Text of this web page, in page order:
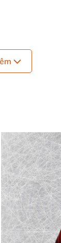
nay! 💥
rửa sạch
phẩm.